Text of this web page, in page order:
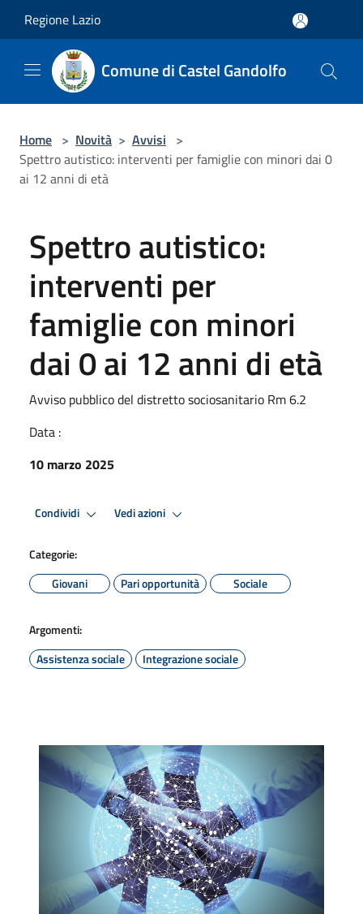
Regione Lazio
Comune di Castel Gandolfo
Home > Novità > Avvisi >
Spettro autistico: interventi per famiglie con minori dai 0
ai 12 anni di età
Spettro autistico:
interventi per
famiglie con minori
dai 0 ai 12 anni di età
Avviso pubblico del distretto sociosanitario Rm 6.2
Data :
10 marzo 2025
Condividi Vedi azioni
Categorie:
Giovani
Pari opportunità Sociale
Argomenti:
Assistenza sociale
Integrazione sociale